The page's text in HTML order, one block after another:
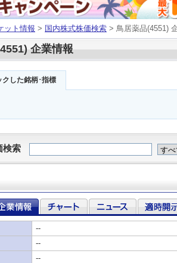
ット情報 > 国内株式株価検索 > 鳥居薬品(4551)
企業情報
クした銘柄･指標